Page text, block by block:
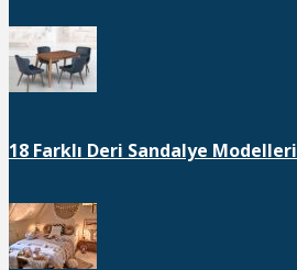
18 Farklı Deri Sandalye Modelleri